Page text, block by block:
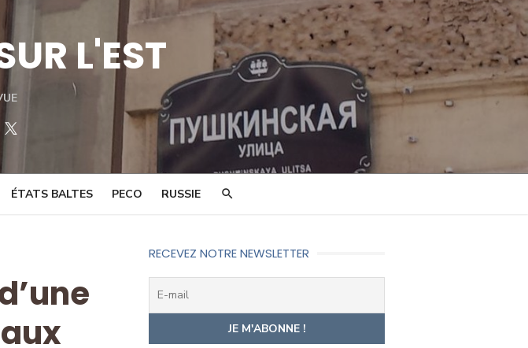
L'EST
Facebook
ÉTATS BALTES PECO RUSSIE
RECEVEZ NOTRE NEWSLETTER